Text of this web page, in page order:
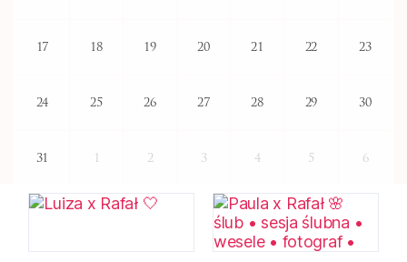
17 18 19 20 21 22 23
24 25 26 27 28 29 30
31 2 3 4 5 6